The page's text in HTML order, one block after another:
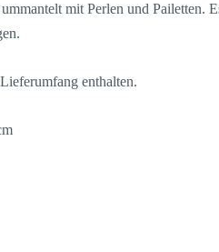
mit Perlen und Pailetten.
enthalten.